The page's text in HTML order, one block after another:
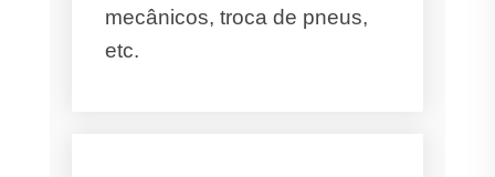
mecânicos, troca de pneus,
etc.